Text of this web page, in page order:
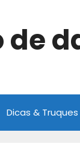
de
Dicas & Truques